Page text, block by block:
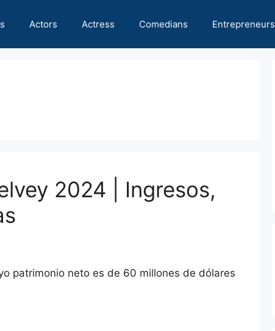
Actors Actress Comedians Entrepreneurs
2024 | Ingresos,
patrimonio neto es de 60 millones de dólares